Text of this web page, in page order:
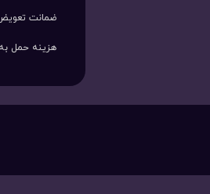
ضمانت تعویض
هزینه حمل